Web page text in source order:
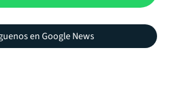
en Google News